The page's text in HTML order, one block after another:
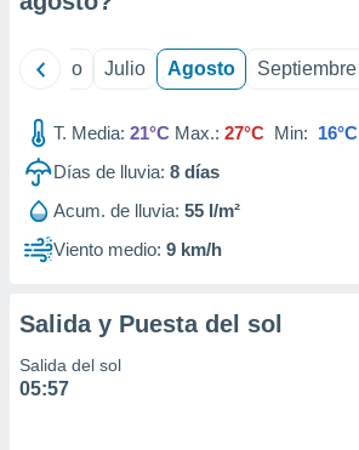
Junio Julio Agosto Septiembre
T. Media: 21°C Max.: 27°C Min: 16°C
Días de lluvia: 8 días
Acum. de lluvia: 55 l/m²
Viento medio: 9 km/h
Salida y Puesta del sol
Salida del sol
05:57